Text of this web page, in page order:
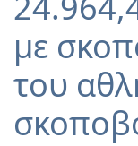
με
του